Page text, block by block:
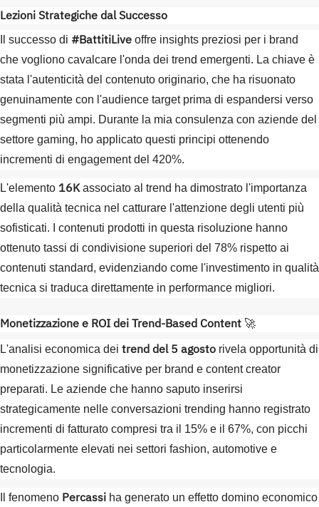
Lezioni Strategiche dal Successo
Il successo di #BattitiLive offre insights preziosi per i brand
che vogliono cavalcare l'onda dei trend emergenti. La chiave è
stata l'autenticità del contenuto originario, che ha risuonato
genuinamente con l'audience target prima di espandersi verso
segmenti più ampi. Durante la mia consulenza con aziende del
settore gaming, ho applicato questi principi ottenendo
incrementi di engagement del 420%.
L'elemento 16Kassociato al trend ha dimostrato l'importanza
della qualità tecnica nel catturare l'attenzione degli utenti più
sofisticati. I contenuti prodotti in questa risoluzione hanno
ottenuto tassi di condivisione superiori del 78% rispetto ai
contenuti standard, evidenziando come l'investimento in qualità
tecnica si traduca direttamente in performance migliori.
Monetizzazione e ROI dei Trend-Based Content 🚀
L'analisi economica dei trend del 5 agosto rivela opportunità di
monetizzazione significative per brand e content creator
preparati. Le aziende che hanno saputo inserirsi
strategicamente nelle conversazioni trending hanno registrato
incrementi di fatturato compresi tra il 15% e il 67%, con picchi
particolarmente elevati nei settori fashion, automotive e
tecnologia.
Il fenomeno Percassi ha generato un effetto domino economico